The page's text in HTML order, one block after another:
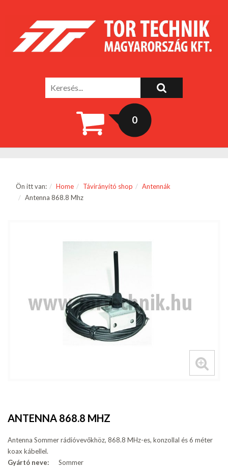
0
Ön itt van: Home Távirányító shop
Antennák
Antenna 868.8 Mhz
ANTENNA 868.8 MHZ
Antenna Sommer rádióvevőkhöz, 868.8 MHz-es, konzollal és 6 méter
koax kábellel.
Gyártó neve:
Sommer